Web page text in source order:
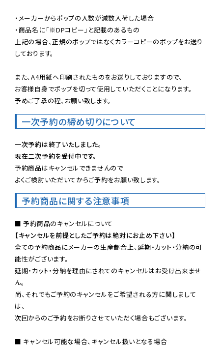
・メーカーからポップの入数が減数入荷した場合
・商品名に「※DPコピー」と記載のあるもの
上記の場合、正規のポップではなくカラーコピーのポップをお送り
しております。
また、A4用紙へ印刷されたものをお送りしておりますので、
お客様自身でポップを切って使用していただくことになります。
予めご了承の程、お願い致します。
一次予約の締め切りについて
一次予約は終了いたしました。
現在二次予約を受付中です。
予約商品はキャンセルできませんので
よくご検討いただいてからご予約をお願い致します。
予約商品に関する注意事項
【キャンセルを前提としたご予約は絶対にお止め下さい】
全ての予約商品にメーカーの生産都合上、延期・カット・分納の可
能性がございます。
延期・カット・分納を理由にされてのキャンセルはお受け出来ませ
ん。
尚、それでもご予約のキャンセルをご希望される方に関しまして
は、
次回からのご予約をお断りさせていただく場合もございます。
■ キャンセル可能な場合、キャンセル扱いとなる場合